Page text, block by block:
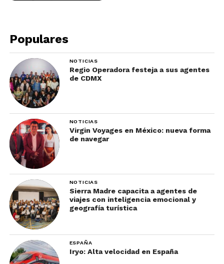
Populares
NOTICIAS
Regio Operadora festeja a sus agentes
de CDMX
NOTICIAS
Virgin Voyages en México: nueva forma
de navegar
NOTICIAS
Sierra Madre capacita a agentes de
viajes con inteligencia emocional y
geografía turística
ESPAÑA
Iryo: Alta velocidad en España